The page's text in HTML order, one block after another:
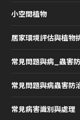
小空間植物
居家環境評估與植物
常見問題與病_蟲害
常見問題與病蟲害防
常見病害識別與處理